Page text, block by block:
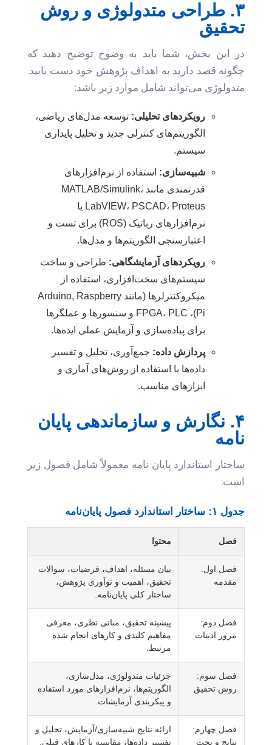
۳. طراحی متدولوژی و روش
تحقیق
در این بخش، شما باید به وضوح توضیح دهید که
چگونه قصد دارید به اهداف پژوهش خود دست یابید.
متدولوژی می‌تواند شامل موارد زیر باشد:
رویکردهای تحلیلی: توسعه مدل‌های ریاضی،
الگوریتم‌های کنترلی جدید و تحلیل پایداری
سیستم.
شبیه‌سازی: استفاده از نرم‌افزارهای
قدرتمندی مانند MATLAB/Simulink،
LabVIEW، PSCAD، Proteus یا
نرم‌افزارهای رباتیک (ROS) برای تست و
اعتبارسنجی الگوریتم‌ها و مدل‌ها.
رویکردهای آزمایشگاهی: طراحی و ساخت
سیستم‌های سخت‌افزاری، استفاده از
میکروکنترلرها (مانند Arduino, Raspberry
Pi)، FPGA، PLC و سنسورها و عملگرها
برای پیاده‌سازی و آزمایش عملی ایده‌ها.
پردازش داده: جمع‌آوری، تحلیل و تفسیر
داده‌ها با استفاده از روش‌های آماری و
ابزارهای مناسب.
۴. نگارش و سازماندهی پایان
نامه
ساختار استاندارد پایان نامه معمولاً شامل فصول زیر
است:
جدول ۱: ساختار استاندارد فصول پایان‌نامه
فصل محتوا
فصل اول:
مقدمه
بیان مسئله، اهداف، فرضیات، سوالات
تحقیق، اهمیت و نوآوری پژوهش،
ساختار کلی پایان‌نامه.
فصل دوم:
مرور ادبیات
پیشینه تحقیق، مبانی نظری، معرفی
مفاهیم کلیدی و کارهای انجام شده
مرتبط.
فصل سوم:
روش تحقیق
جزئیات متدولوژی، مدل‌سازی،
الگوریتم‌ها، نرم‌افزارهای مورد استفاده
و پیکربندی آزمایشات.
فصل چهارم:
نتایج و بحث
ارائه نتایج شبیه‌سازی/آزمایش، تحلیل و
تفسیر داده‌ها، مقایسه با کارهای قبلی.